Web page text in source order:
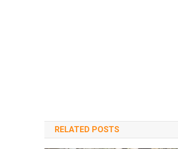
RELATED POSTS